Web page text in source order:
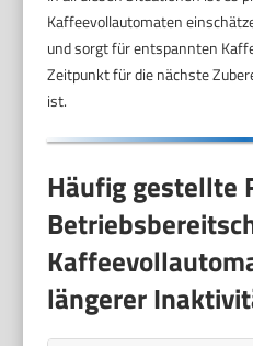
Kaffeevollautomaten
und sorgt für entspannten
Zeitpunkt für die nächste
ist.
Häufig gestellte
längerer